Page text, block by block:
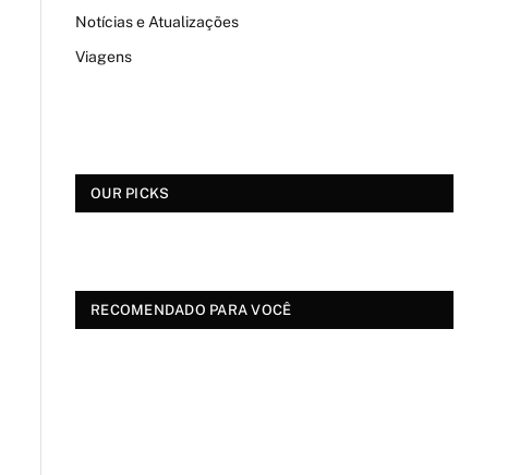
Notícias e Atualizações
Viagens
OUR PICKS
RECOMENDADO PARA VOCÊ